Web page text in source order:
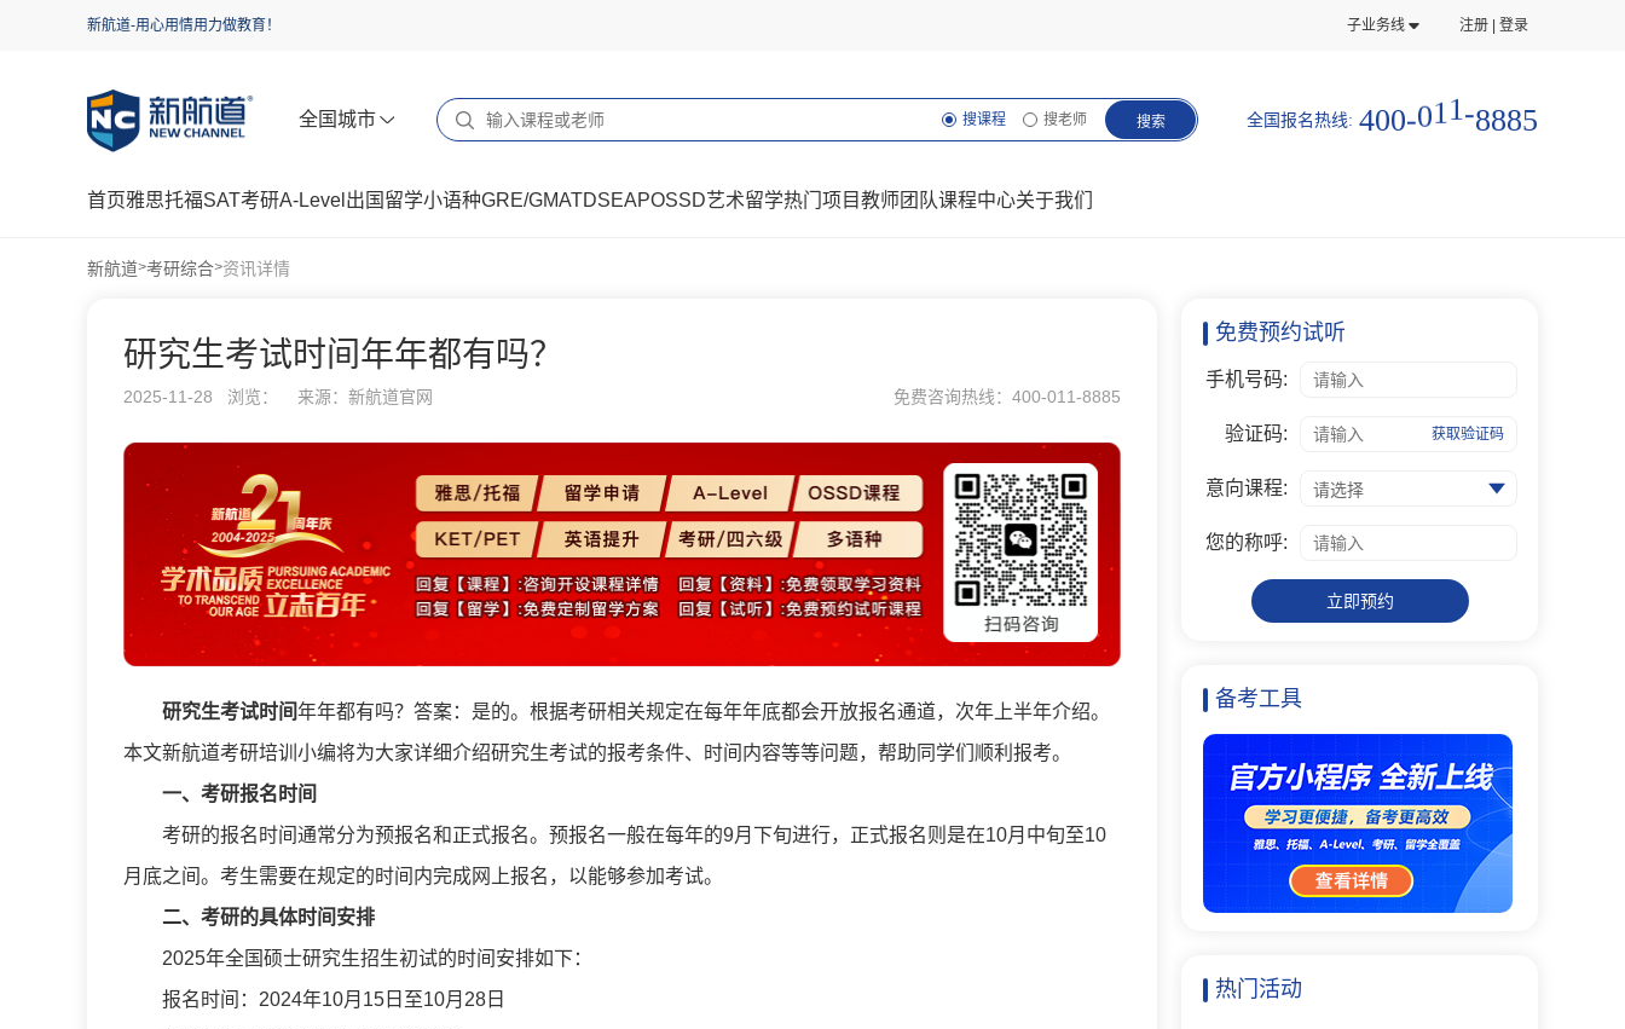
新航道-用心用情用力做教育！ 子业务线 注册 | 登录
全国城市 搜课程 搜老师 搜索 全国报名热线: 400-011-8885
首页雅思托福SAT考研A-Level 出国留学小语种GRE/GMATDSEAPOSSD艺术留学热门项目教师团队课程中心关于我们
新航道>考研综合>资讯详情
研究生考试时间年年都有吗？
2025-11-28 浏览： 来源：新航道官网 免费咨询热线：400-011-8885
研究生考试时间年年都有吗？答案：是的。根据考研相关规定在每年年底都会开放报名通道，次年上半年介绍。
本文新航道考研培训 小编将为大家详细介绍研究生考试的报考条件、时间内容等等问题，帮助同学们顺利报考。
一、 考研报名时间
考研的报名时间通常分为预报名和正式报名。预报名一般在每年的9月下旬进行，正式报名则是在10月中旬至10
月底之间。考生需要在规定的时间内完成网上报名，以能够参加考试。
二、 考研的具体时间安排
2025年全国硕士研究生招生初试的时间安排如下：
报名时间：2024年10月15日至10月28日
免费预约试听
手机号码:
验证码: 获取验证码
意向课程: 请选择
您的称呼:
立即预约
备考工具
热门活动